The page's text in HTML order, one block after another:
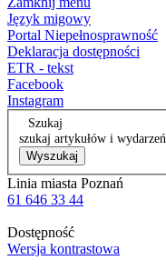
Język migowy
Portal Niepełnosprawność
Deklaracja dostępności
ETR - tekst
Facebook
Instagram
Szukaj
szukaj artykułów i wydarzeń
Wyszukaj
Linia miasta Poznań
61 646 33 44
Dostępność
Wersja kontrastowa